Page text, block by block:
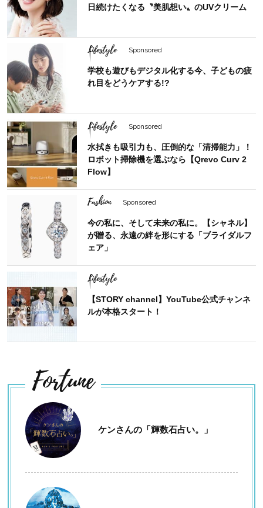
日続けたくなる〝美肌想い〟のUVクリーム
Lifestyle Sponsored
学校も遊びもデジタル化する今、子どもの疲
れ目をどうケアする!?
Lifestyle Sponsored
水拭きも吸引力も、圧倒的な「清掃能力」！
ロボット掃除機を選ぶなら【Qrevo Curv 2
Flow】
Fashion Sponsored
今の私に、そして未来の私に。【シャネル】
が贈る、永遠の絆を形にする「ブライダルフ
ェア」
Lifestyle
【STORY channel】YouTube公式チャンネ
ルが本格スタート！
Fortune
ケンさんの「輝数石占い。」